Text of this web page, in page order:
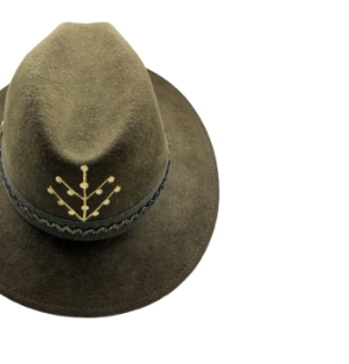
ZIDANE
170€